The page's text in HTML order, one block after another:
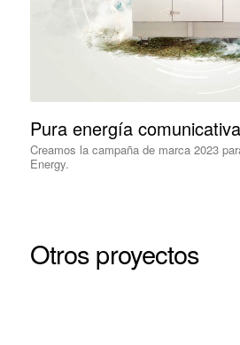
Pura energía comunicativa
Creamos la campaña de marca 2023
Energy.
Otros proyectos